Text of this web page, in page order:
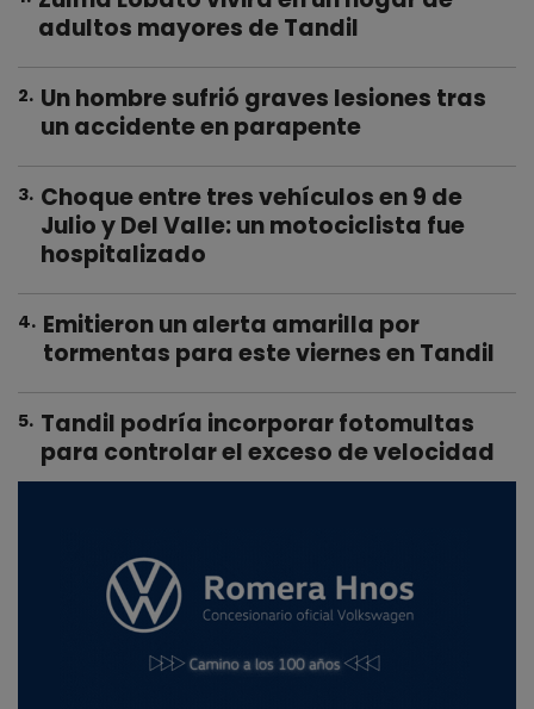
adultos mayores de Tandil
2. Un hombre sufrió graves lesiones tras
un accidente en parapente
3. Choque entre tres vehículos en 9 de
Julio y Del Valle: un motociclista fue
hospitalizado
4. Emitieron un alerta amarilla por
tormentas para este viernes en Tandil
5. Tandil podría incorporar fotomultas
para controlar el exceso de velocidad